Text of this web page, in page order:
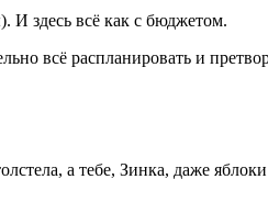
И здесь всё как с бюджетом.
всё распланировать и
а тебе, Зинка, даже яблоки